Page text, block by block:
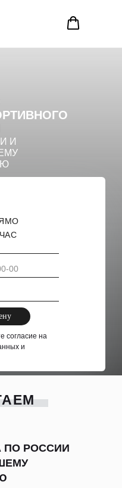
согласие на
и
И
ПО РОССИИ